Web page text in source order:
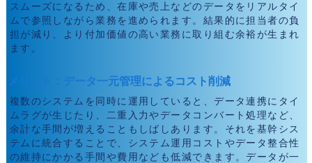
スムーズになるため、在庫や売上などのデータをリアルタイ
ムで参照しながら業務を進められます。結果的に担当者の負
担が減り、より付加価値の高い業務に取り組む余裕が生まれ
ます。
メリット：データ一元管理によるコスト削減
複数のシステムを同時に運用していると、データ連携にタイ
ムラグが生じたり、二重入力やデータコンバート処理など、
余計な手間が増えることもしばしあります。それを基幹シス
テムに統合することで、システム運用コストやデータ整合性
の維持にかかる手間や費用なども低減できます。データが一